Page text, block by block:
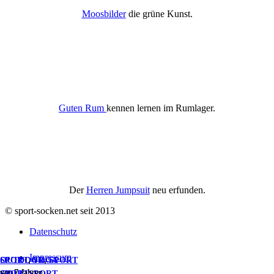
OUTDOOR,SPORT
SPORT,YOGA
Moosbilderdie grüne Kunst.
Guten Rum kennen lernen im Rumlager.
DerHerren Jumpsuitneu erfunden.
© sport-socken.net seit 2013
Datenschutz
Impressum